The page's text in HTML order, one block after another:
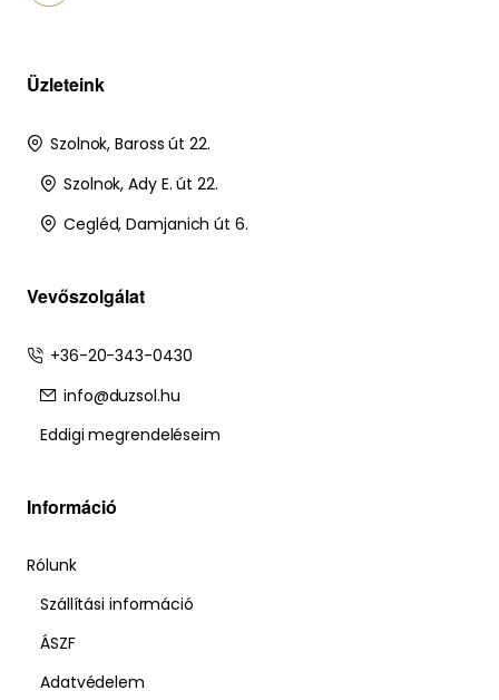
Üzleteink
Szolnok, Baross út 22.
Szolnok, Ady E. út 22.
Cegléd, Damjanich út 6.
Vevőszolgálat
+36-20-343-0430
info@duzsol.hu
Eddigi megrendeléseim
Információ
Rólunk
Szállítási információ
ÁSZF
Adatvédelem